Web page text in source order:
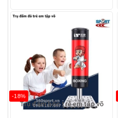
-18%
Trụ đấm bốc trẻ em tập võ